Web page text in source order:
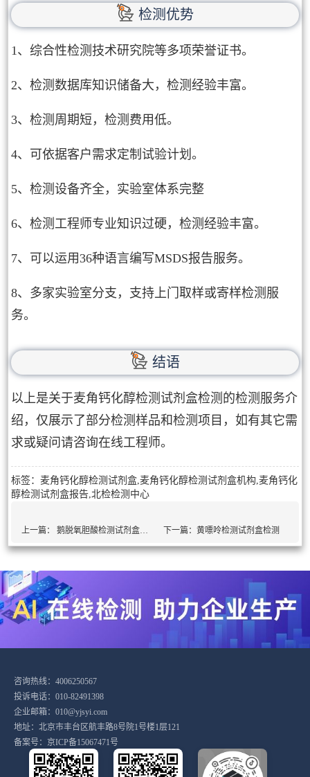
检测优势
1、综合性检测技术研究院等多项荣誉证书。
2、检测数据库知识储备大，检测经验丰富。
3、检测周期短，检测费用低。
4、可依据客户需求定制试验计划。
5、检测设备齐全，实验室体系完整
6、检测工程师专业知识过硬，检测经验丰富。
7、可以运用36种语言编写MSDS报告服务。
8、多家实验室分支，支持上门取样或寄样检测服
务。
结语
以上是关于麦角钙化醇检测试剂盒检测的检测服务介
绍，仅展示了部分检测样品和检测项目，如有其它需
求或疑问请咨询在线工程师。
标签：麦角钙化醇检测试剂盒,麦角钙化醇检测试剂盒机构,麦角钙化
醇检测试剂盒报告,北检检测中心
上一篇：鹅脱氧胆酸检测试剂盒检测 下一篇：黄嘌呤检测试剂盒检测
咨询热线：4006250567
投诉电话：010-82491398
企业邮箱：010@yjsyi.com
地址：北京市丰台区航丰路8号院1号楼1层121
备案号： 京ICP备15067471号